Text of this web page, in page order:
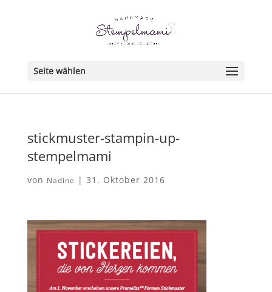
Seite wählen
stickmuster-stampin-up-
stempelmami
von Nadine | 31. Oktober 2016